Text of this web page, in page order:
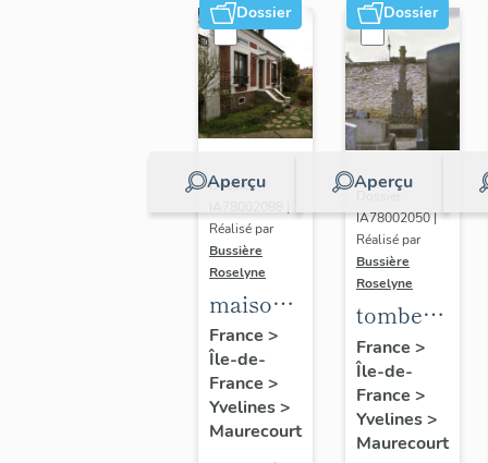
Dossier
Aperçu
Dossier
Réalisé par
Bussière
Roselyne
maison
dite la
Pinsonnette,
6 rue
Maurice
Berteaux
France >
Île-de-
France >
Yvelines>
Maurecourt
Dossier
Aperçu
Dossier
IA78002050 |
Réalisé par
Bussière
Roselyne
tombeau
de la
famille
Thomas
France >
Île-de-
France >
Yvelines>
Maurecourt